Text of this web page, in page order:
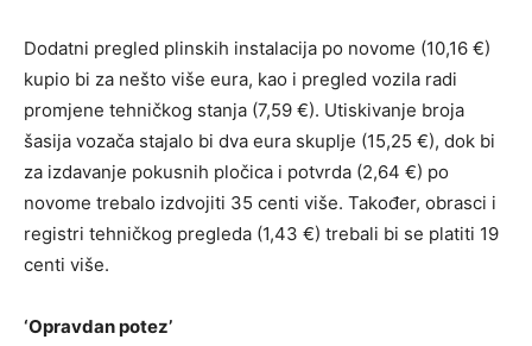
Dodatni pregled plinskih instalacija po novome (10,16 €)
kupio bi za nešto više eura, kao i pregled vozila radi
promjene tehničkog stanja (7,59 €). Utiskivanje broja
šasija vozača stajalo bi dva eura skuplje (15,25 €), dok bi
za izdavanje pokusnih pločica i potvrda (2,64 €) po
novome trebalo izdvojiti 35 centi više. Također, obrasci i
registri tehničkog pregleda (1,43 €) trebali bi se platiti 19
centi više.
‘Opravdan potez’